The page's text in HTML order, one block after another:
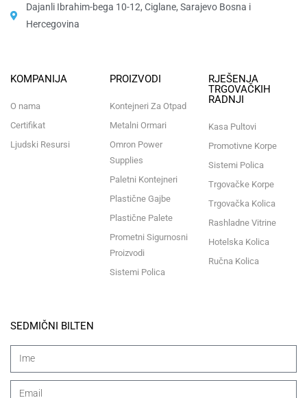
Dajanli Ibrahim-bega 10-12, Ciglane, Sarajevo Bosna i
Hercegovina​
KOMPANIJA
O nama
Certifikat
Ljudski Resursi
PROIZVODI
Kontejneri Za Otpad
Metalni Ormari
Omron Power
Supplies
Paletni Kontejneri
Plastične Gajbe
Plastične Palete
Prometni Sigurnosni
Proizvodi
Sistemi Polica
RJEŠENJA
TRGOVAČKIH
RADNJI
Kasa Pultovi
Promotivne Korpe
Sistemi Polica
Trgovačke Korpe
Trgovačka Kolica
Rashladne Vitrine
Hotelska Kolica
Ručna Kolica
SEDMIČNI BILTEN